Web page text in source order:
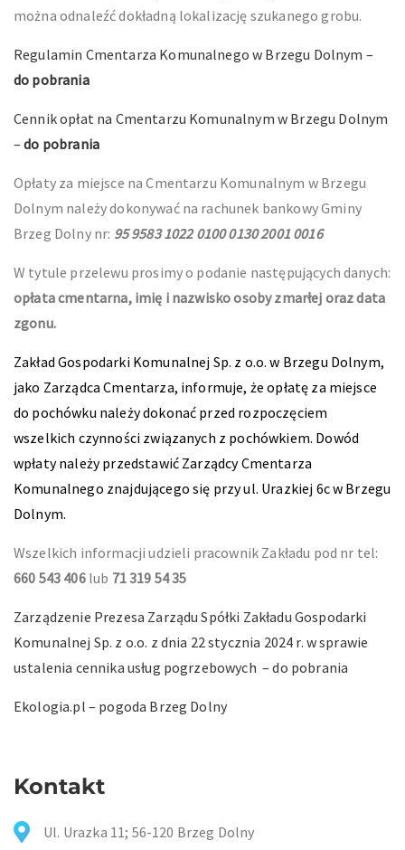
można odnaleźć dokładną lokalizację szukanego grobu.
Regulamin Cmentarza Komunalnego w Brzegu Dolnym –
do pobrania
Cennik opłat na Cmentarzu Komunalnym w Brzegu Dolnym
–do pobrania
Opłaty za miejsce na Cmentarzu Komunalnym w Brzegu
Dolnym należy dokonywać na rachunek bankowy Gminy
Brzeg Dolny nr: 95 9583 1022 0100 0130 2001 0016
W tytule przelewu prosimy o podanie następujących danych:
opłata cmentarna, imię i nazwisko osoby zmarłej oraz data
zgonu.
Zakład Gospodarki Komunalnej Sp. z o.o. w Brzegu Dolnym,
jako Zarządca Cmentarza, informuje, że opłatę za miejsce
do pochówku należy dokonać przed rozpoczęciem
wszelkich czynności związanych z pochówkiem. Dowód
wpłaty należy przedstawić Zarządcy Cmentarza
Komunalnego znajdującego się przy ul. Urazkiej 6c w Brzegu
Dolnym.
Wszelkich informacji udzieli pracownik Zakładu pod nr tel:
660 543 406lub 71 319 54 35
Zarządzenie Prezesa Zarządu Spółki Zakładu Gospodarki
Komunalnej Sp. z o.o. z dnia 22 stycznia 2024 r. w sprawie
ustalenia cennika usług pogrzebowych – do pobrania
Ekologia.pl – pogoda Brzeg Dolny
Kontakt
Ul. Urazka 11; 56-120 Brzeg Dolny